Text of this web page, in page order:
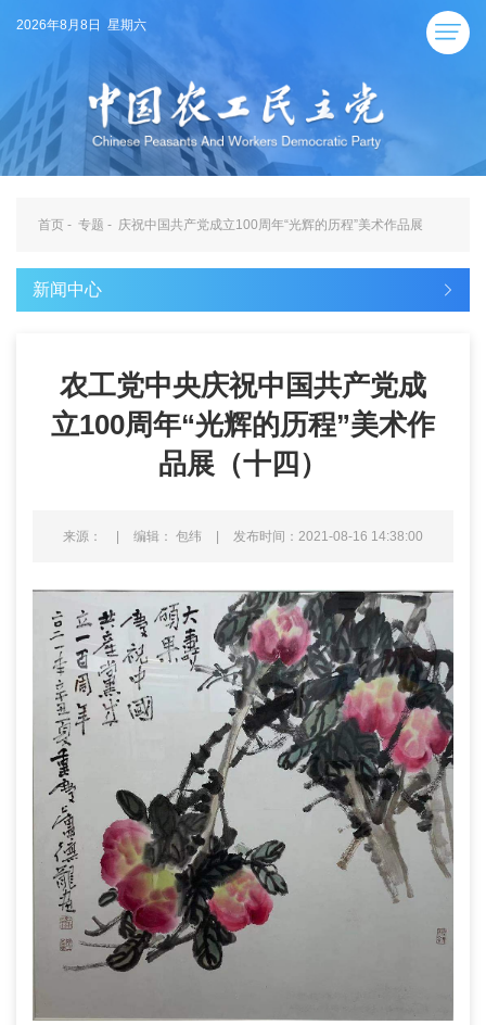
2026年8月8日 星期六
首页 - 专题 - 庆祝中国共产党成立100周年“光辉的历程”美术作品展
新闻中心
农工党中央庆祝中国共产党成
立100周年“光辉的历程”美术作
品展（十四）
来源： | 编辑： 包纬 | 发布时间：2021-08-16 14:38:00